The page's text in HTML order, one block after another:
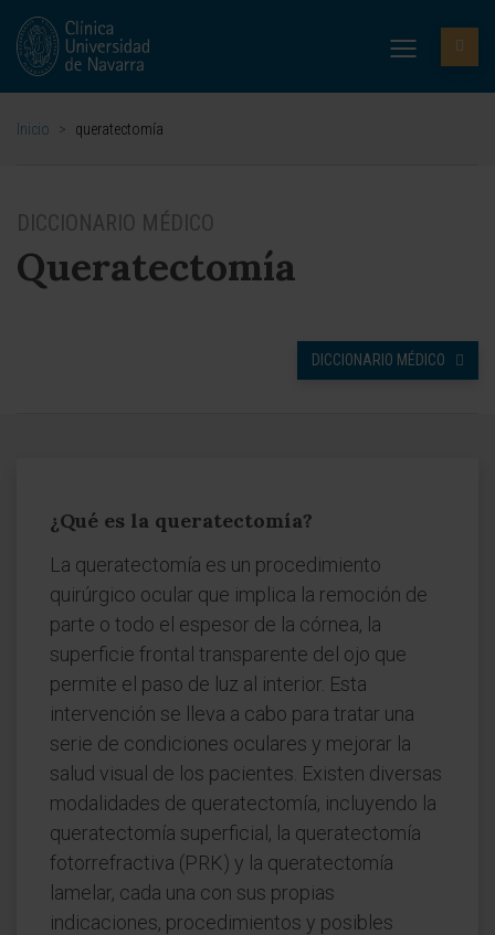
Inicio > queratectomía
DICCIONARIO MÉDICO
Queratectomía
DICCIONARIO MÉDICO
¿Qué es la queratectomía?
La queratectomía es un procedimiento
quirúrgico ocular que implica la remoción de
parte o todo el espesor de la córnea, la
superficie frontal transparente del ojo que
permite el paso de luz al interior. Esta
intervención se lleva a cabo para tratar una
serie de condiciones oculares y mejorar la
salud visual de los pacientes. Existen diversas
modalidades de queratectomía, incluyendo la
queratectomía superficial, la queratectomía
fotorrefractiva (PRK) y la queratectomía
lamelar, cada una con sus propias
indicaciones, procedimientos y posibles